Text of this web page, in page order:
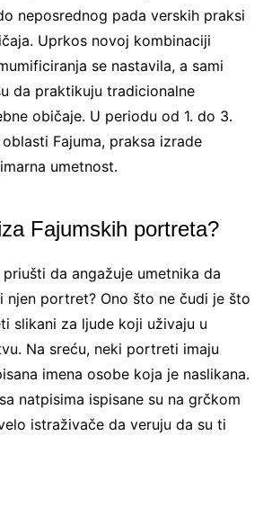
neposrednog pada verskih praksi
Uprkos novoj kombinaciji
se nastavila, a sami
da praktikuju tradicionalne
običaje. U periodu od 1. do 3.
Fajuma, praksa izrade
umetnost.
Fajumskih portreta?
da angažuje umetnika da
njen portret? Ono što ne čudi je što
slikani za ljude koji uživaju u
Na sreću, neki portreti imaju
imena osobe koja je naslikana.
natpisima ispisane su na grčkom
istraživače da veruju da su ti